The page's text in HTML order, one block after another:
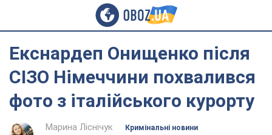
Екснардеп Онищенко після
СІЗО Німеччини похвалився
фото з італійського курорту
Марина Ліснічук
Кримінальні новини